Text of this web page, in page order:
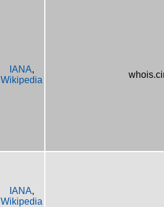
IANA,
Wikipedia
IANA,
Wikipedia